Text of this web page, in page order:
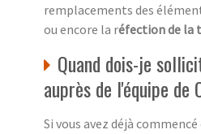
remplacements des
ou encore la réfection de la
Quand dois-je
auprès de l'équipe de
Si vous avez déjà commencé